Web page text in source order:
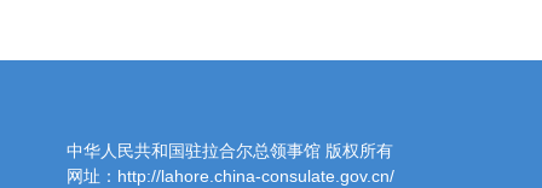
中华人民共和国驻拉合尔总领事馆 版权所有
网址：http://lahore.china-consulate.gov.cn/